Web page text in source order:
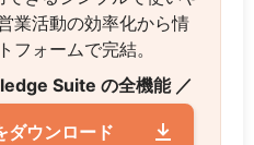
業活動の効率化から情
フォームで完結。
Suite の全機能 ／
ダウンロード